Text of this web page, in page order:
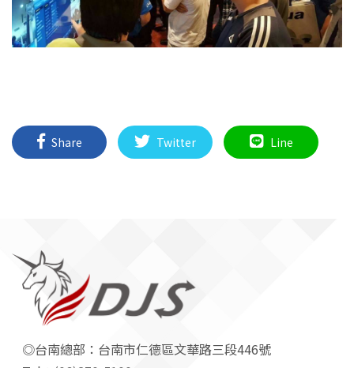
Share Twitter Line
◎台南總部：台南市仁德區文華路三段446號